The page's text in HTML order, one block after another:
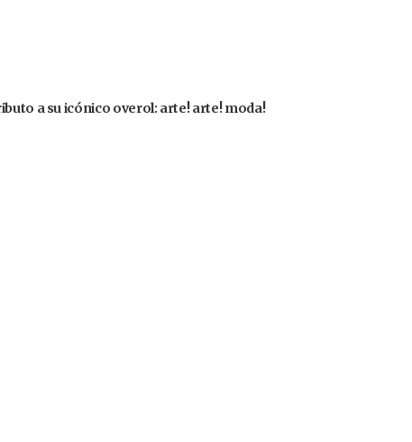
a su icónico overol: arte! arte! moda!